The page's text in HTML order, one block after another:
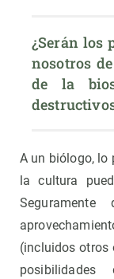
¿Serán los
nosotros
de la
A un biólogo, lo
la cultura
(incluidos otros